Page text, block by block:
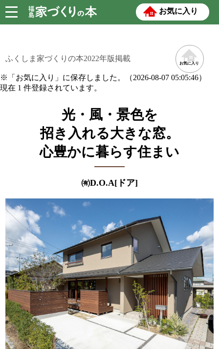
お気に入り
ふくしま家づくりの本2022年版掲載
お気に入り
※「お気に入り」に保存しました。（2026-08-07 05:05:46）
現在 1 件登録されています。
光・風・景色を
招き入れる大きな窓。
心豊かに暮らす住まい
㈲D.O.A[ドア]